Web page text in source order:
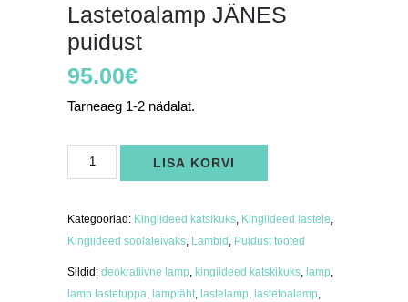
Lastetoalamp JÄNES
puidust
95.00€
Tarneaeg 1-2 nädalat.
JÄNES
puidust
LISA KORVI
Kategooriad: Kingiideed katsikuks Kingiideed lastele
Kingiideed soolaleivaks Lambid Puidust tooted
Sildid: deokratiivne lamp kingiideed katskikuks lamp
lamp lastetuppa lamptäht lastelamp lastetoalamp